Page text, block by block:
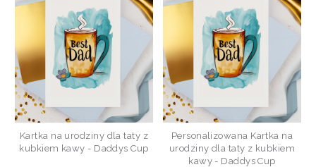
Kartka na urodziny dla taty z
kubkiem kawy - Daddys Cup
Personalizowana Kartka na
urodziny dla taty z kubkiem
kawy - Daddys Cup